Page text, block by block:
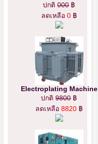
ปกติ000฿
ลดเหลือ 0 ฿
Electroplating Machine
ปกติ9800฿
ลดเหลือ 8820 ฿